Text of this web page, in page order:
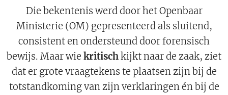
Die bekentenis werd door het Openbaar
Ministerie (OM) gepresenteerd als sluitend,
consistent en ondersteund door forensisch
bewijs. Maar wie kritischkijkt naar de zaak, ziet
dat er grote vraagtekens te plaatsen zijn bij de
totstandkoming van zijn verklaringen én bij de